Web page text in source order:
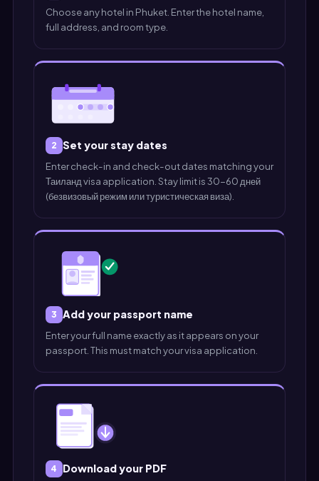
Choose any hotel in Phuket. Enter the hotel name,
full address, and room type.
2 Set your stay dates
Enter check-in and check-out dates matching your
Таиланд visa application. Stay limit is 30-60 дней
(безвизовый режим или туристическая виза).
3 Add your passport name
Enter your full name exactly as it appears on your
passport. This must match your visa application.
4 Download your PDF